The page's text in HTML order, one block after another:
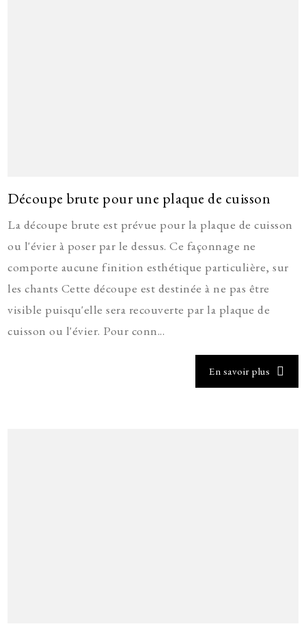
Découpe brute pour une plaque de cuisson
La découpe brute est prévue pour la plaque de cuisson
ou l'évier à poser par le dessus. Ce façonnage ne
comporte aucune finition esthétique particulière, sur
les chants Cette découpe est destinée à ne pas être
visible puisqu'elle sera recouverte par la plaque de
cuisson ou l'évier. Pour conn...
En savoir plus